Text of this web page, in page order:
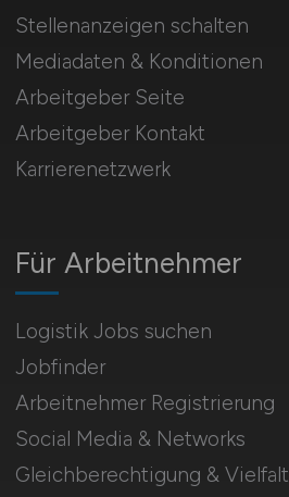
Für Arbeitnehmer
Logistik Jobs suchen
Jobfinder
Arbeitnehmer Registrierung
Social Media & Networks
Gleichberechtigung & Vielfalt
Stellenanzeigen schalten
Mediadaten & Konditionen
Arbeitgeber Seite
Arbeitgeber Kontakt
Karrierenetzwerk